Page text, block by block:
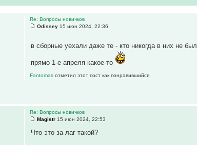
Re: Вопросы новичков
Odissey 15 июн 2024, 22:36
в сборные уехали даже те - кто никогда в них не был
прямо 1-е апреля какое-то
Fantomasотметил этот пост как понравившийся.
Re: Вопросы новичков
Magistr 15 июн 2024, 22:53
Что это за лаг такой?